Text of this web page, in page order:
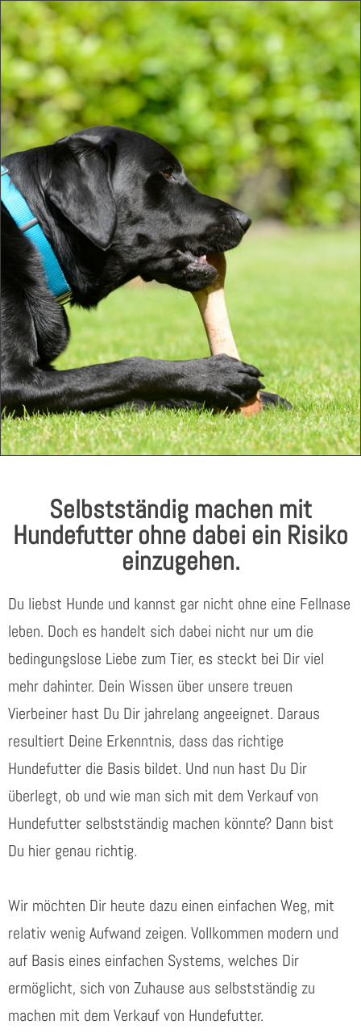
mit Hundefutter
Jetzt kostenlos Infos
anfordern
Selbstständig machen mit
Hundefutter ohne dabei ein Risiko
einzugehen.
Du liebst Hunde und kannst gar nicht ohne eine Fellnase
leben. Doch es handelt sich dabei nicht nur um die
bedingungslose Liebe zum Tier, es steckt bei Dir viel
mehr dahinter. Dein Wissen über unsere treuen
Vierbeiner hast Du Dir jahrelang angeeignet. Daraus
resultiert Deine Erkenntnis, dass das richtige
Hundefutter die Basis bildet. Und nun hast Du Dir
überlegt, ob und wie man sich mit dem Verkauf von
Hundefutter selbstständig machen könnte? Dann bist
Du hier genau richtig.
Wir möchten Dir heute dazu einen einfachen Weg, mit
relativ wenig Aufwand zeigen. Vollkommen modern und
auf Basis eines einfachen Systems, welches Dir
ermöglicht, sich von Zuhause aus selbstständig zu
machen mit dem Verkauf von Hundefutter.